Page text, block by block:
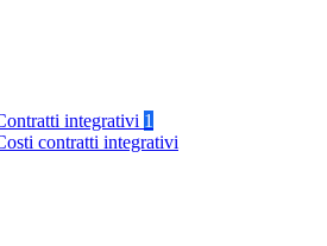
integrativi 1
contratti integrativi